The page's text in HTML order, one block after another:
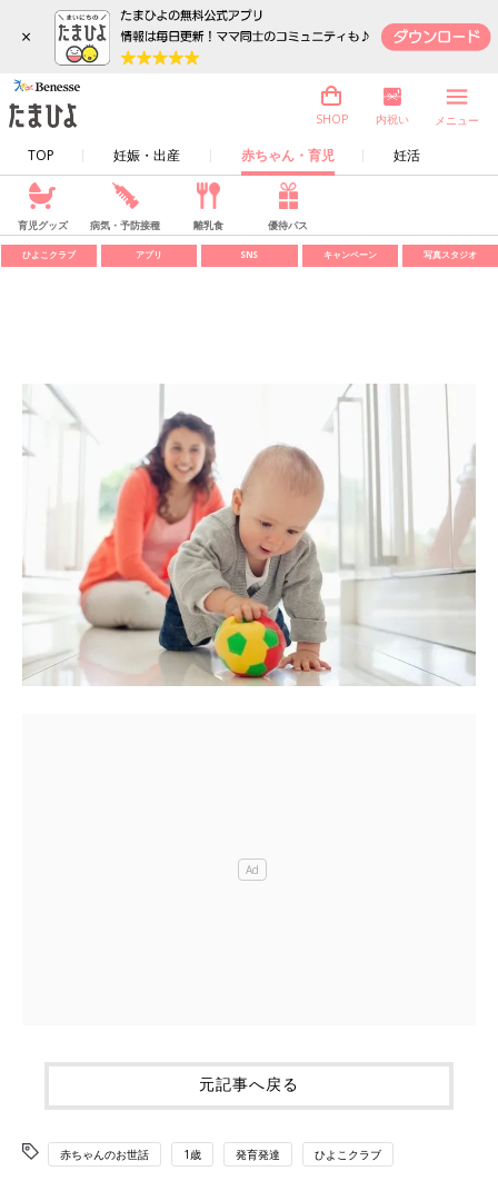
×
TOP 妊娠・出産 赤ちゃん・育児 妊活
SHOP 内祝い メニュー
育児グッズ 病気・予防接種 離乳食 優待パス
ひよこクラブ アプリ SNS キャンペーン 写真スタジオ
元記事へ戻る
赤ちゃんのお世話 1歳 発育発達 ひよこクラブ